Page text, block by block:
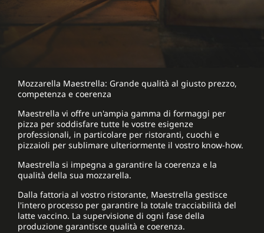
Mozzarella Maestrella: Grande qualità al giusto prezzo,
competenza e coerenza
Maestrella vi offre un'ampia gamma di formaggi per
pizza per soddisfare tutte le vostre esigenze
professionali, in particolare per ristoranti, cuochi e
pizzaioli per sublimare ulteriormente il vostro know-how.
Maestrella si impegna a garantire la coerenza e la
qualità della sua mozzarella.
Dalla fattoria al vostro ristorante, Maestrella gestisce
l'intero processo per garantire la totale tracciabilità del
latte vaccino. La supervisione di ogni fase della
produzione garantisce qualità e coerenza.